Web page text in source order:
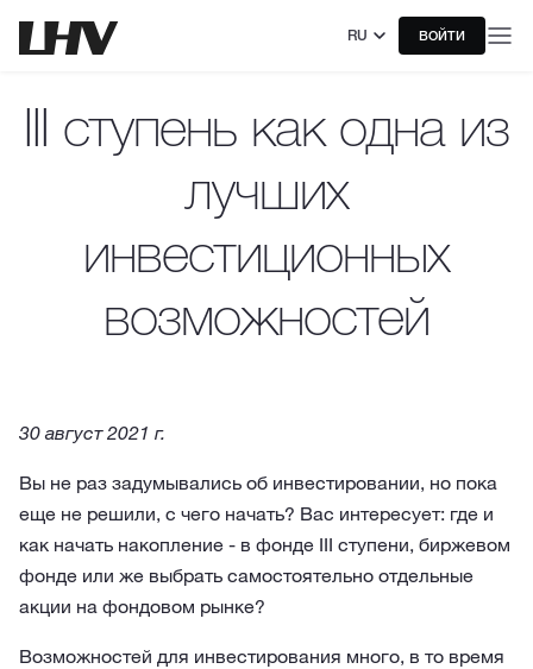
RU ВОЙТИ
III ступень как одна из
лучших
инвестиционных
возможностей
30 август 2021 г.
Вы не раз задумывались об инвестировании, но пока
еще не решили, с чего начать? Вас интересует: где и
как начать накопление - в фонде III ступени, биржевом
фонде или же выбрать самостоятельно отдельные
акции на фондовом рынке?
Возможностей для инвестирования много, в то время